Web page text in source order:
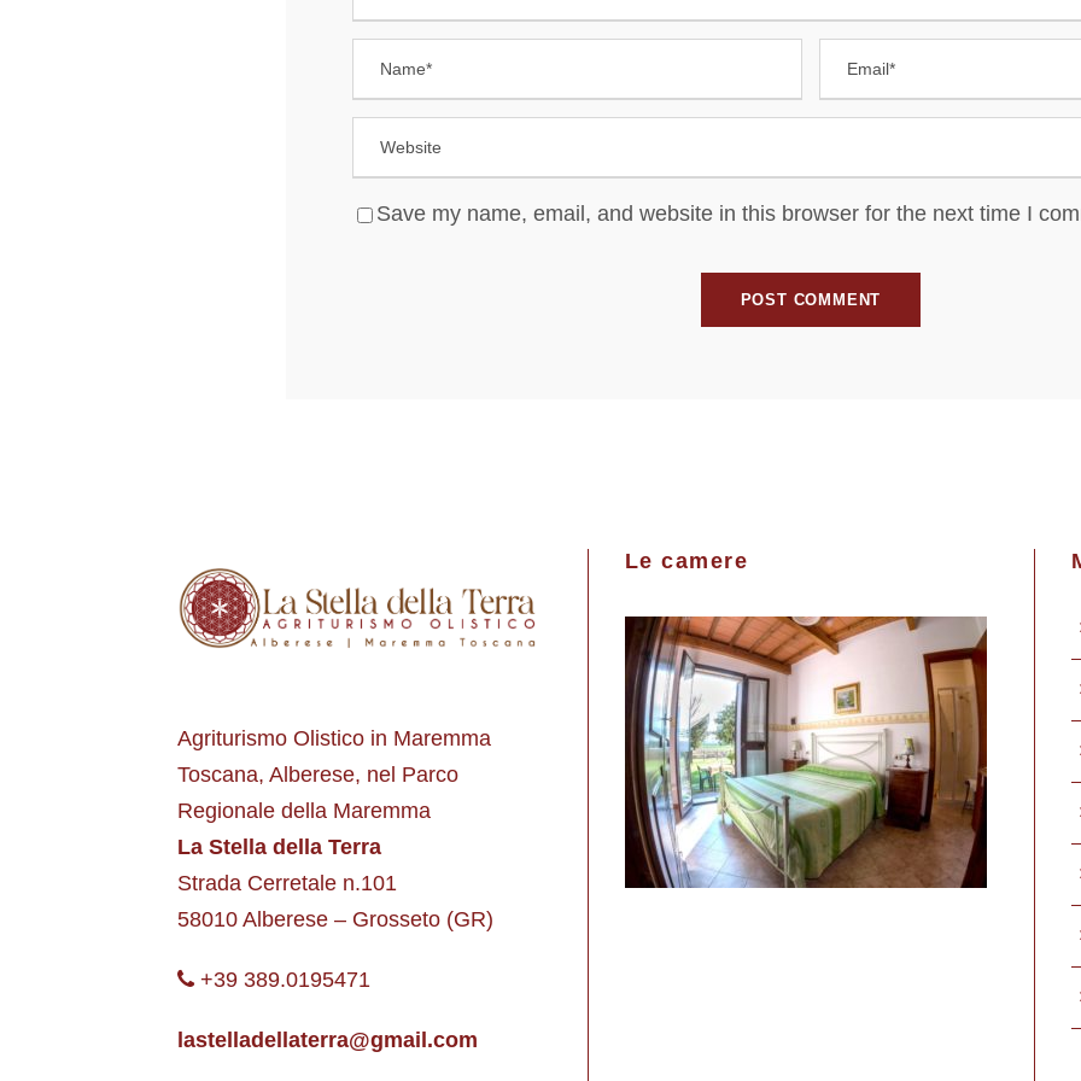
Save my name, email, and website in this browser for the next time I
Agriturismo Olistico in Maremma
Toscana, Alberese, nel Parco
Regionale della Maremma
La Stella della Terra
Strada Cerretale n.101
58010 Alberese – Grosseto (GR)
+39 389.0195471
lastelladellaterra@gmail.com
Le camere